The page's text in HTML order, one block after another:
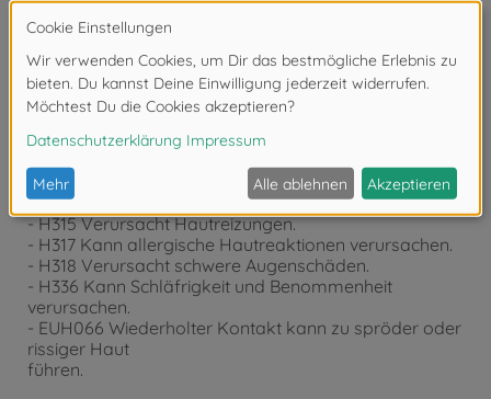
- Kunstharzfarben
- Schnelltrocknend
- sehr kratzfeste und harte Lackoberfläche
- Sehr gut für Airbrush geeignet
- 10ml Inhalt
Signalwort Gefahr
Gefahrenhinweise:
- H225 Flüssigkeit und Dampf leicht entzündbar.
- H315 Verursacht Hautreizungen.
- H317 Kann allergische Hautreaktionen verursachen.
- H318 Verursacht schwere Augenschäden.
- H336 Kann Schläfrigkeit und Benommenheit
verursachen.
- EUH066 Wiederholter Kontakt kann zu spröder oder
rissiger Haut
führen.